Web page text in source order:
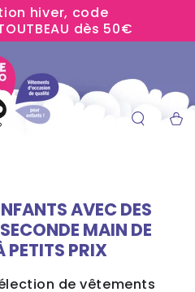
hiver, code
dès 50€
Panier
AVEC DES
MAIN DE
PETITS PRIX
de vêtements